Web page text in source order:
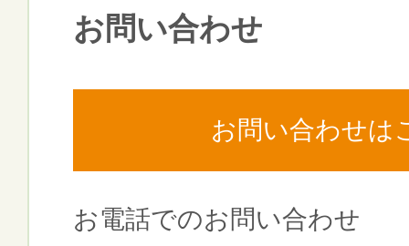
お問い合わせ
お問い合わせは
お電話でのお問い合わせ